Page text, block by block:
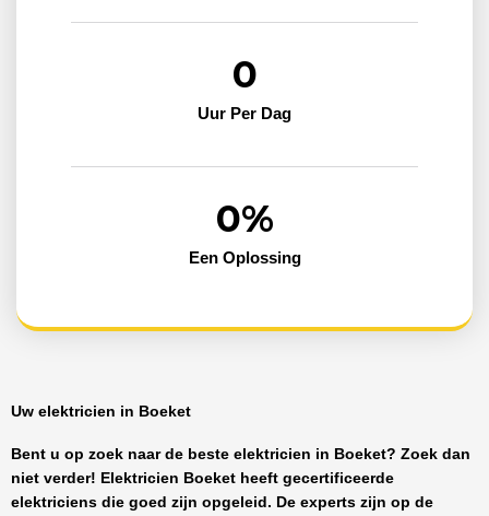
Uur Per Dag
0
Een Oplossing
0%
Uw elektricien in Boeket
Bent u op zoek naar de beste elektricien in Boeket? Zoek dan
niet verder! Elektricien Boeket heeft gecertificeerde
elektriciens die goed zijn opgeleid. De experts zijn op de